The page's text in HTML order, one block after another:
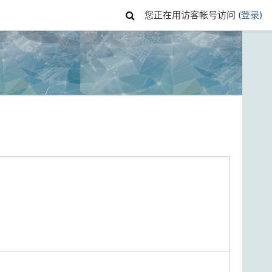
您正在用访客帐号访问 (登录)